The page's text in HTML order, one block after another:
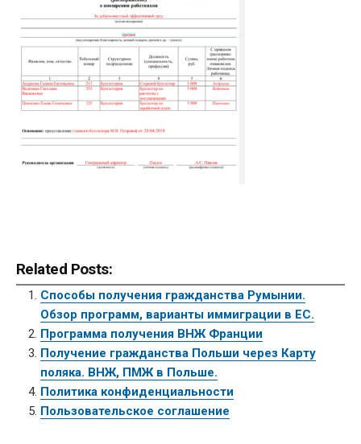
Related Posts:
Способы получения гражданства Румынии.
Обзор программ, варианты иммиграции в ЕС.
Программа получения ВНЖ Франции
Получение гражданства Польши через Карту
поляка. ВНЖ, ПМЖ в Польше.
Политика конфиденциальности
Пользовательское соглашение